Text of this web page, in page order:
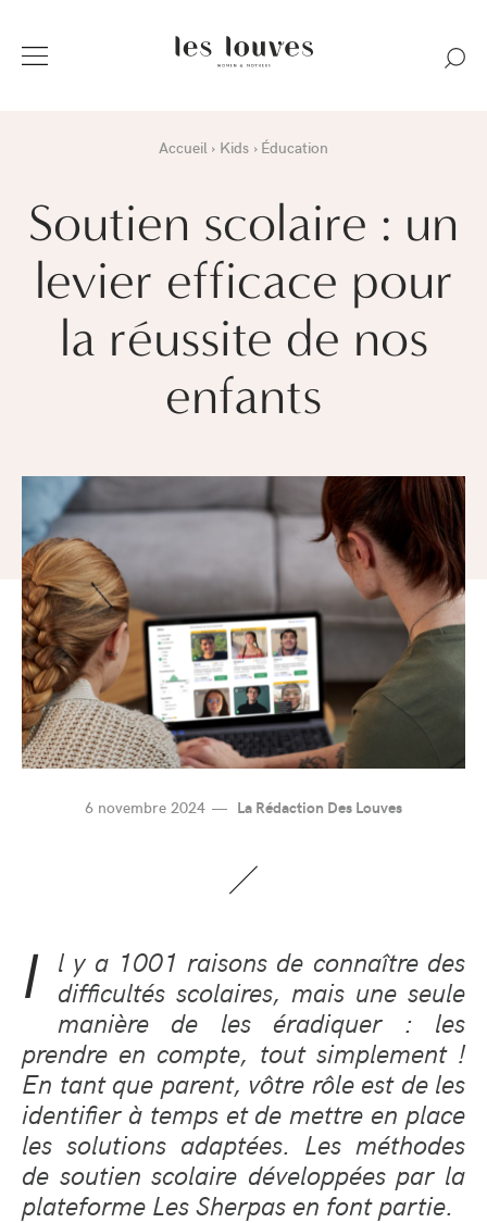
Accueil Kids Éducation
Soutien scolaire : un
levier efficace pour
la réussite de nos
enfants
6 novembre 2024 La Rédaction Des Louves
I l y a 1001 raisons de connaître des
difficultés scolaires, mais une seule
manière de les éradiquer : les
prendre en compte, tout simplement !
En tant que parent, vôtre rôle est de les
identifier à temps et de mettre en place
les solutions adaptées. Les méthodes
de soutien scolaire développées par la
plateforme Les Sherpas en font partie.